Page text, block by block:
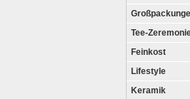
Tee-
Feinkost
Lifestyle
Keramik